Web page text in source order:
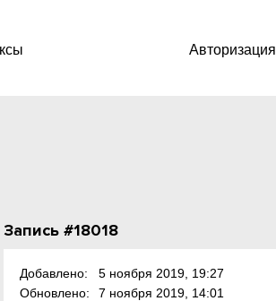
Авторизация
Запись #18018
Добавлено:
5 ноября 2019, 19:27
Обновлено:
7 ноября 2019, 14:01